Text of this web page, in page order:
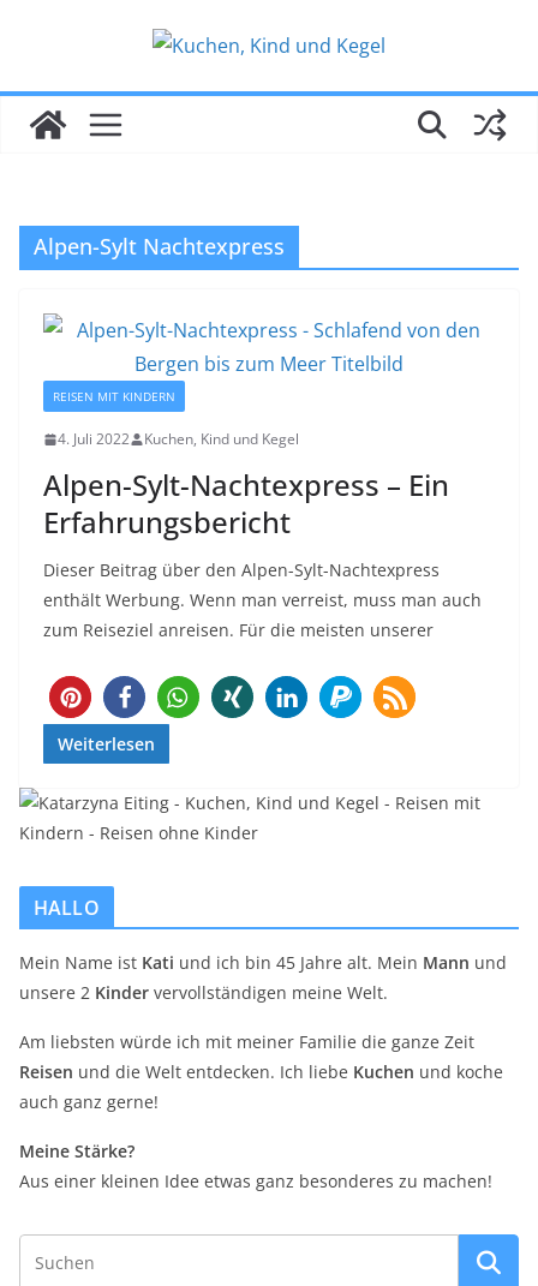
Alpen-Sylt Nachtexpress
REISEN MIT KINDERN
4. Juli 2022 Kuchen, Kind und Kegel
Alpen-Sylt-Nachtexpress – Ein
Erfahrungsbericht
Dieser Beitrag über den Alpen-Sylt-Nachtexpress
enthält Werbung. Wenn man verreist, muss man auch
zum Reiseziel anreisen. Für die meisten unserer
Weiterlesen
HALLO
Mein Name ist Kati und ich bin 45 Jahre alt. Mein Mann und
unsere 2 Kinder vervollständigen meine Welt.
Am liebsten würde ich mit meiner Familie die ganze Zeit
Reisen und die Welt entdecken. Ich liebe Kuchen und koche
auch ganz gerne!
Meine Stärke?
Aus einer kleinen Idee etwas ganz besonderes zu machen!